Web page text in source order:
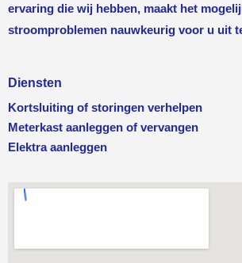
ervaring die wij hebben, maakt het
stroomproblemen nauwkeurig voor u uit
Diensten
Kortsluiting of storingen verhelpen
Meterkast aanleggen of vervangen
Elektra aanleggen